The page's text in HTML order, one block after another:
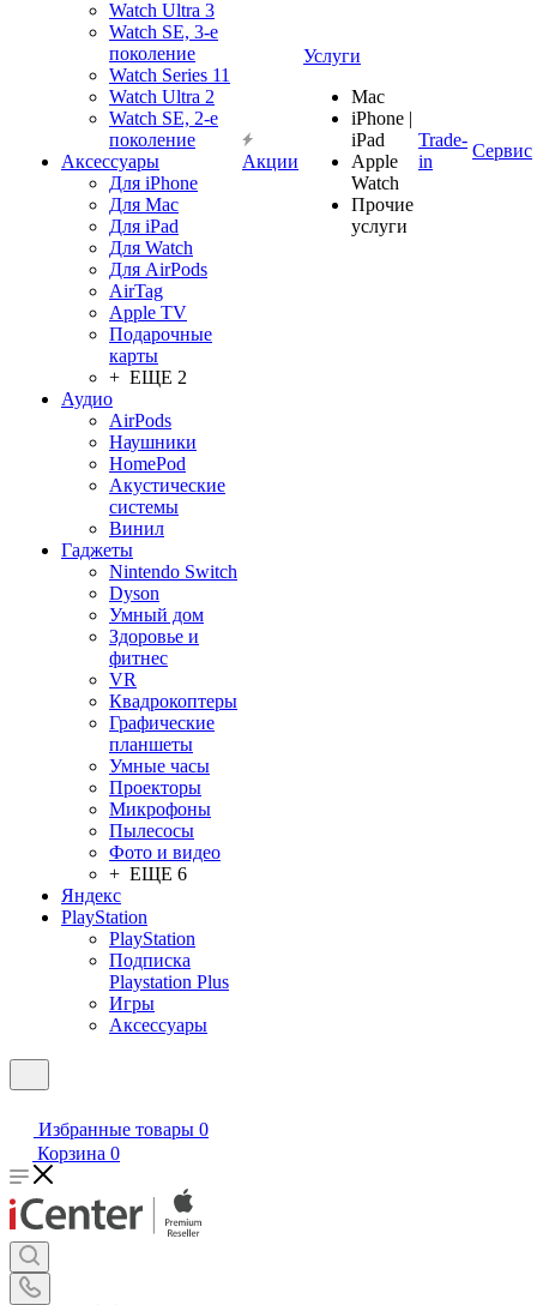
Watch Ultra 3
Watch SE, 3-е
поколение
Watch Series 11
Watch Ultra 2
Watch SE, 2-е
поколение
Аксессуары
Для iPhone
Для Mac
Для iPad
Для Watch
Для AirPods
AirTag
Apple TV
Подарочные
карты
+ ЕЩЕ 2
Аудио
AirPods
Наушники
HomePod
Акустические
системы
Винил
Гаджеты
Nintendo Switch
Dyson
Умный дом
Здоровье и
фитнес
VR
Квадрокоптеры
Графические
планшеты
Умные часы
Проекторы
Микрофоны
Пылесосы
Фото и видео
+ ЕЩЕ 6
Яндекс
PlayStation
PlayStation
Подписка
Playstation Plus
Игры
Аксессуары
Акции
Услуги
Mac
iPhone |
iPad
Apple
Watch
Прочие
услуги
Trade-
in
Сервис
Избранные товары 0
Корзина 0